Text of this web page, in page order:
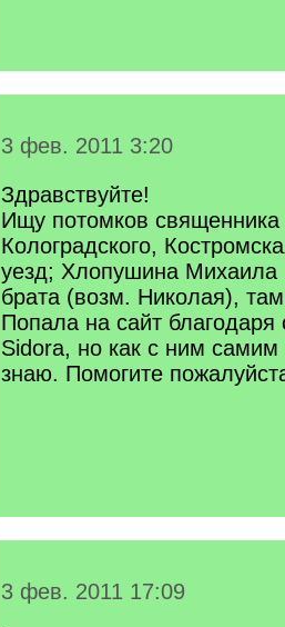
3 фев. 2011 3:20
Здравствуйте!
Ищу потомков
Колоградского,
уезд; Хлопушина Михаила
брата (возм. Николая),
Попала на сайт
Sidora, но как с ним самим
знаю. Помогите
3 фев. 2011 17:09